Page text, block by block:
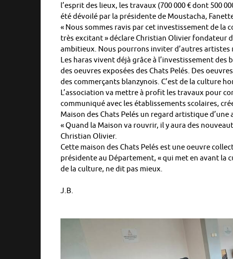
l’esprit des lieux, les travaux (700 000 € dont 500
été dévoilé par la présidente de Moustacha,
« Nous sommes ravis par cet investissement de la
très excitant » déclare Christian Olivier fondateur
ambitieux. Nous pourrons inviter d’autres artistes
Les haras vivent déjà grâce à l’investissement
des oeuvres exposées des Chats Pelés. Des
des commerçants blanzynois. C’est de la culture
L’association va mettre à profit les travaux pour
communiqué avec les établissements scolaires,
Maison des Chats Pelés un regard artistique
« Quand la Maison va rouvrir, il y aura des
Christian Olivier.
Cette maison des Chats Pelés est une oeuvre
présidente au Département, « qui met en avant
de la culture, ne dit pas mieux.
J.B.